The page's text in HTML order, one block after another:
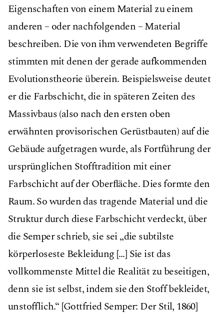
Eigenschaften von einem Material zu einem
anderen – oder nachfolgenden – Material
beschreiben. Die von ihm verwendeten Begriffe
stimmten mit denen der gerade aufkommenden
Evolutionstheorie überein. Beispielsweise deutet
er die Farbschicht, die in späteren Zeiten des
Massivbaus (also nach den ersten oben
erwähnten provisorischen Gerüstbauten) auf die
Gebäude aufgetragen wurde, als Fortführung der
ursprünglichen Stofftradition mit einer
Farbschicht auf der Oberﬂäche. Dies formte den
Raum. So wurden das tragende Material und die
Struktur durch diese Farbschicht verdeckt, über
die Semper schrieb, sie sei „die subtilste
körperloseste Bekleidung […] Sie ist das
vollkommenste Mittel die Realität zu beseitigen,
denn sie ist selbst, indem sie den Stoff bekleidet,
unstofflich.“ [Gottfried Semper: Der Stil, 1860]